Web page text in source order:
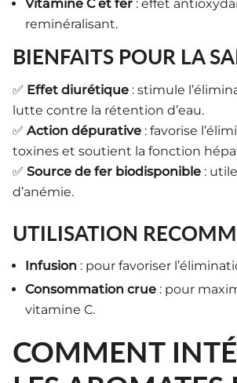
Vitamine C et fer : effet
reminéralisant.
BIENFAITS POUR LA
✅ Effet diurétique : stimule
lutte contre la rétention d’eau.
✅ Action dépurative : favorise
toxines et soutient la fonction
✅ Source de fer biodisponible :
d’anémie.
UTILISATION
Infusion : pour favoriser
Consommation crue : pour
vitamine C.
COMMENT